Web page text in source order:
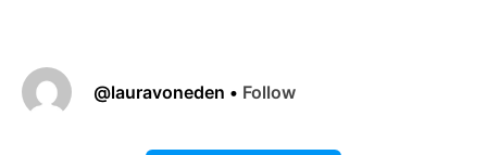
@lauravoneden • Follow